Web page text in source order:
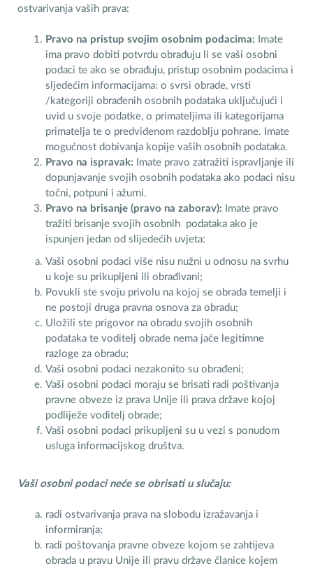
ostvarivanja vaših prava:
Pravo na pristup svojim osobnim podacima:
Imate
ima pravo dobiti potvrdu obrađuju li se vaši osobni
podaci te ako se obrađuju, pristup osobnim podacima i
sljedećim informacijama: o svrsi obrade, vrsti
/kategoriji obrađenih osobnih podataka uključujući i
uvid u svoje podatke, o primateljima ili kategorijama
primatelja te o predviđenom razdoblju pohrane. Imate
mogućnost dobivanja kopije vaših osobnih podataka.
Pravo na ispravak: Imate pravo zatražiti ispravljanje ili
dopunjavanje svojih osobnih podataka ako podaci nisu
točni, potpuni i ažurni.
Pravo na brisanje (pravo na zaborav): Imate pravo
tražiti brisanje svojih osobnih podataka ako je
ispunjen jedan od slijedećih uvjeta:
Vaši osobni podaci više nisu nužni u odnosu na svrhu
u koje su prikupljeni ili obrađivani;
Povukli ste svoju privolu na kojoj se obrada temelji i
ne postoji druga pravna osnova za obradu;
Uložili ste prigovor na obradu svojih osobnih
podataka te voditelj obrade nema jače legitimne
razloge za obradu;
Vaši osobni podaci nezakonito su obrađeni;
Vaši osobni podaci moraju se brisati radi poštivanja
pravne obveze iz prava Unije ili prava države kojoj
podliježe voditelj obrade;
Vaši osobni podaci prikupljeni su u vezi s ponudom
usluga informacijskog društva.
Vaši osobni podaci neće se obrisati u slučaju:
radi ostvarivanja prava na slobodu izražavanja i
informiranja;
radi poštovanja pravne obveze kojom se zahtijeva
obrada u pravu Unije ili pravu države članice kojem